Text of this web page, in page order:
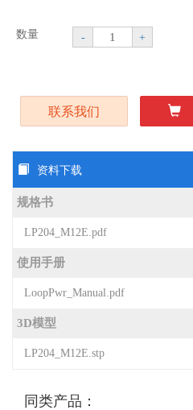
数量 - +
联系我们
资料下载
规格书
LP204_M12E.pdf
使用手册
LoopPwr_Manual.pdf
3D模型
LP204_M12E.stp
同类产品：